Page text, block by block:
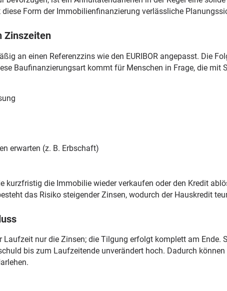
Form der Immobilienfinanzierung verlässliche
Zinszeiten
an einen Referenzzins wie den EURIBOR angepasst. Die
Baufinanzierungsart kommt für Menschen in Frage, die mit
erwarten (z. B. Erbschaft)
kurzfristig die Immobilie wieder verkaufen oder den Kredit
das Risiko steigender Zinsen, wodurch der Hauskredit
Laufzeit nur die Zinsen; die Tilgung erfolgt komplett am Ende.
bis zum Laufzeitende unverändert hoch. Dadurch